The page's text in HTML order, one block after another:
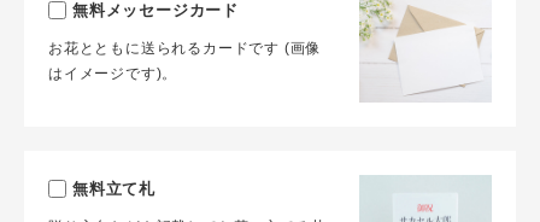
無料メッセージカード
お花とともに送られるカードです (画像
はイメージです)。
無料立て札